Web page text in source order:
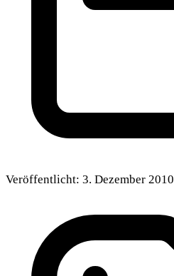
Veröffentlicht: 3. Dezember 2010